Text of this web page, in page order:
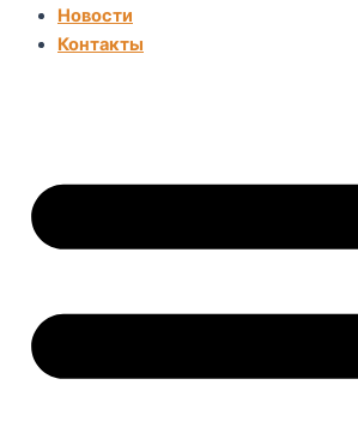
Новости
Контакты